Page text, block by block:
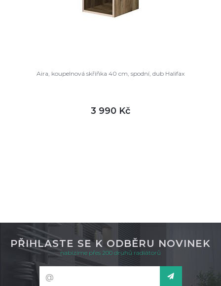
Aira, koupelnová skříňka 40 cm, spodní, dub Halifax
3 990 Kč
PŘIHLASTE SE K ODBĚRU NOVINEK
nabízíme přes 200 druhů radiátorů